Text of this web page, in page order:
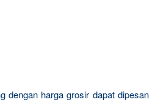
dengan harga grosir dapat dipesan